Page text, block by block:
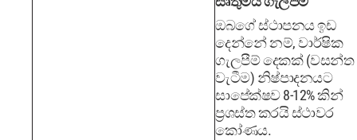
ඔබගේ ස්ථාපනය ඉඩ
දෙන්නේ නම්, වාර්ෂික
ගැලපීම් දෙකක් (වසන්ත
වැටීම) නිෂ්පාදනයට
සාපේක්ෂව 8-12% කින්
ප්‍රශස්ත කරයි ස්ථාවර
කෝණය.